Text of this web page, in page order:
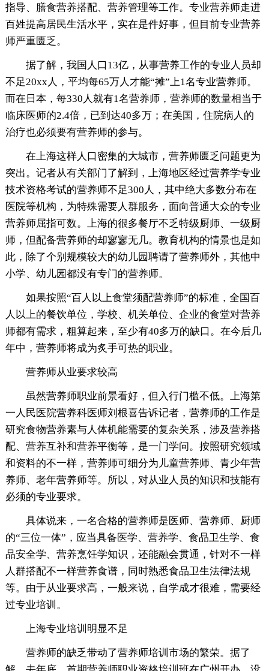
指导、膳食营养搭配、营养管理等工作。专业营养师走进
百姓提高居民生活水平，实在是件好事，但目前专业营养
师严重匮乏。
据了解，我国人口13亿，从事营养工作的专业人员却
不足20xx人，平均每65万人才能“摊”上1名专业营养师。
而在日本，每330人就有1名营养师，营养师的数量相当于
临床医师的2.4倍，已到达40多万；在美国，住院病人的
治疗也必须要有营养师的参与。
在上海这样人口密集的大城市，营养师匮乏问题更为
突出。记者从有关部门了解到，上海地区经过营养学专业
技术资格考试的营养师不足300人，其中绝大多数分布在
医院等机构，为特殊需要人群服务，面向普通大众的专业
营养师屈指可数。上海的很多餐厅不乏特级厨师、一级厨
师，但配备营养师的却寥寥无几。教育机构的情景也是如
此，除了个别规模较大的幼儿园聘请了营养师外，其他中
小学、幼儿园都没有专门的营养师。
如果按照“百人以上食堂须配营养师”的标准，全国百
人以上的餐饮单位，学校、机关单位、企业的食堂对营养
师都有需求，粗算起来，至少有40多万的缺口。在今后几
年中，营养师将成为炙手可热的职业。
营养师从业要求较高
虽然营养师职业前景看好，但入行门槛不低。上海第
一人民医院营养科医师刘根喜告诉记者，营养师的工作是
研究食物营养素与人体机能需要的复杂关系，涉及营养搭
配、营养互补和营养平衡等，是一门学问。按照研究领域
和资料的不一样，营养师可细分为儿童营养师、青少年营
养师、老年营养师等。所以，对从业人员的知识和技能有
必须的专业要求。
具体说来，一名合格的营养师是医师、营养师、厨师
的“三位一体”，应当具备医学、营养学、食品卫生学、食
品安全学、营养烹饪学知识，还能融会贯通，针对不一样
人群搭配不一样营养食谱，同时熟悉食品卫生法律法规
等。由于从业要求高，一般来说，自学成才很难，需要经
过专业培训。
上海专业培训明显不足
营养师的缺乏带动了营养师培训市场的繁荣。据了